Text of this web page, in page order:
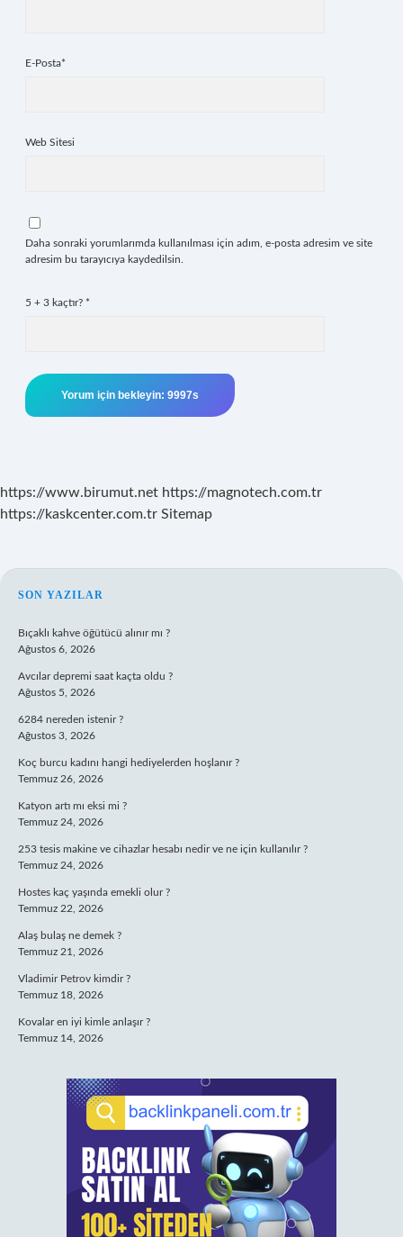
E-Posta*
Web Sitesi
Daha sonraki yorumlarımda kullanılması için adım, e-posta adresim ve site
adresim bu tarayıcıya kaydedilsin.
5 + 3 kaçtır? *
https://www.birumut.net https://magnotech.com.tr
https://kaskcenter.com.tr Sitemap
SIDEBAR
SON YAZILAR
Bıçaklı kahve öğütücü alınır mı ?
Ağustos 6, 2026
Avcılar depremi saat kaçta oldu ?
Ağustos 5, 2026
6284 nereden istenir ?
Ağustos 3, 2026
Koç burcu kadını hangi hediyelerden hoşlanır ?
Temmuz 26, 2026
Katyon artı mı eksi mi ?
Temmuz 24, 2026
253 tesis makine ve cihazlar hesabı nedir ve ne için kullanılır ?
Temmuz 24, 2026
Hostes kaç yaşında emekli olur ?
Temmuz 22, 2026
Alaş bulaş ne demek ?
Temmuz 21, 2026
Vladimir Petrov kimdir ?
Temmuz 18, 2026
Kovalar en iyi kimle anlaşır ?
Temmuz 14, 2026